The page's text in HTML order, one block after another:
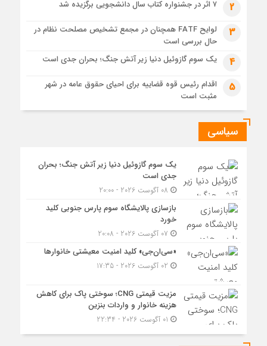
جزئیات تازه از اصلاح قیمت بنزین
2 ۷ اثر در جشنواره کتاب سال دانشجویی برگزیده شد
3
لوایح FATF همچنان در مجمع تشخیص مصلحت نظام در
حال بررسی است
4 یک سوم گازوئیل دنیا زیر آتش جنگ؛ بحران جدی است
5
اقدام رئیس قوه قضاییه برای احیای حقوق عامه در شهر
مثبت است
سیاسی
یک سوم گازوئیل دنیا زیر آتش جنگ؛ بحران
جدی است
بازسازی پالایشگاه سوم پارس جنوبی کلید
خورد
«سی‌ان‌جی» کلید امنیت معیشتی خانوارها
مزیت قیمتی CNG؛ سوختی پاک برای کاهش
هزینه خانوار و واردات بنزین